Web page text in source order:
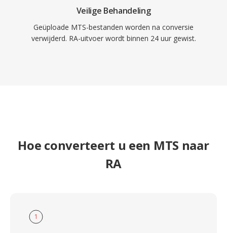
Veilige Behandeling
Geüploade MTS-bestanden worden na conversie
verwijderd. RA-uitvoer wordt binnen 24 uur gewist.
Hoe converteert u een MTS naar
RA
1